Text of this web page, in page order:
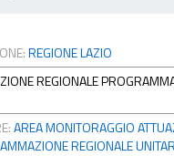
REGIONE LAZIO
REGIONALE
AREA MONITORAGGIO
REGIONALE